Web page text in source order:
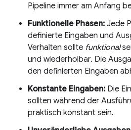
Pipeline immer am Anfang
Funktionelle Phasen: Jede
definierte Eingaben und
Verhalten sollte funktional
und wiederholbar. Die
den definierten Eingaben
Konstante Eingaben: Die
sollten während der
praktisch konstant sein.